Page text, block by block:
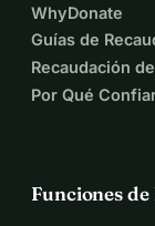
WhyDonate
Guías de
Recaudación
Por Qué
Funciones